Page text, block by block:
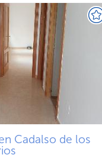
Cadalso de los